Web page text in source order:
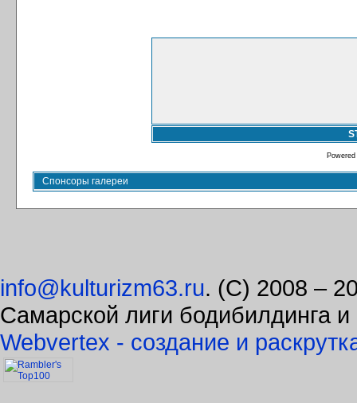
info@kulturizm63.ru
. (C) 2008 –
Самарской лиги бодибилдинга
Webvertex - создание и